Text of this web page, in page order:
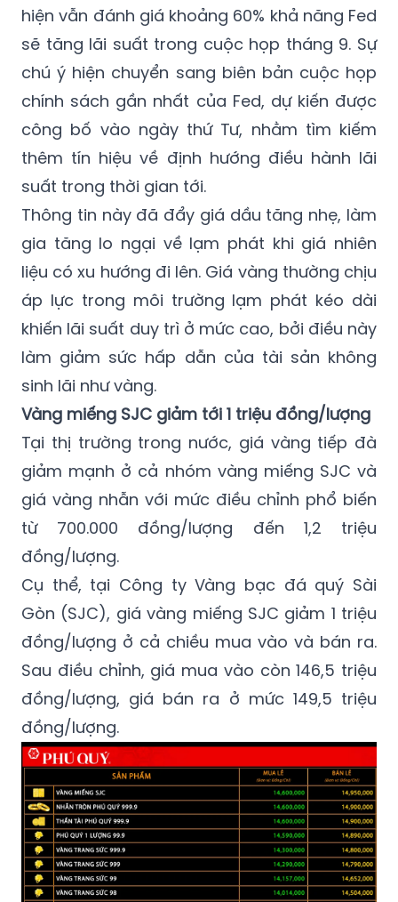
hiện vẫn đánh giá khoảng 60% khả năng Fed
sẽ tăng lãi suất trong cuộc họp tháng 9. Sự
chú ý hiện chuyển sang biên bản cuộc họp
chính sách gần nhất của Fed, dự kiến được
công bố vào ngày thứ Tư, nhằm tìm kiếm
thêm tín hiệu về định hướng điều hành lãi
suất trong thời gian tới.
Thông tin này đã đẩy giá dầu tăng nhẹ, làm
gia tăng lo ngại về lạm phát khi giá nhiên
liệu có xu hướng đi lên. Giá vàng thường chịu
áp lực trong môi trường lạm phát kéo dài
khiến lãi suất duy trì ở mức cao, bởi điều này
làm giảm sức hấp dẫn của tài sản không
sinh lãi như vàng.
Vàng miếng SJC giảm tới 1 triệu đồng/lượng
Tại thị trường trong nước, giá vàng tiếp đà
giảm mạnh ở cả nhóm vàng miếng SJC và
giá vàng nhẫn với mức điều chỉnh phổ biến
từ 700.000 đồng/lượng đến 1,2 triệu
đồng/lượng.
Cụ thể, tại Công ty Vàng bạc đá quý Sài
Gòn (SJC), giá vàng miếng SJC giảm 1 triệu
đồng/lượng ở cả chiều mua vào và bán ra.
Sau điều chỉnh, giá mua vào còn 146,5 triệu
đồng/lượng, giá bán ra ở mức 149,5 triệu
đồng/lượng.